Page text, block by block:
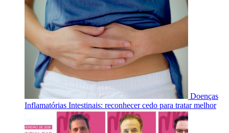
Doenças
Inflamatórias Intestinais: reconhecer cedo para tratar melhor